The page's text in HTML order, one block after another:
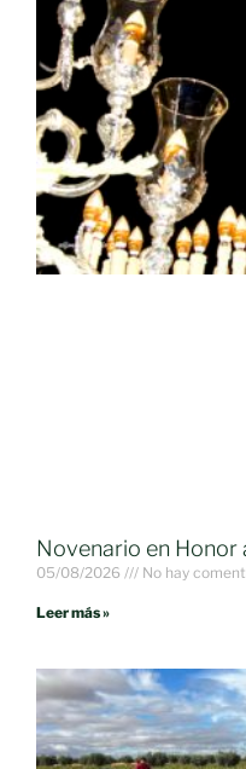
Novenario en Honor
05/08/2026 No hay
Leer más »